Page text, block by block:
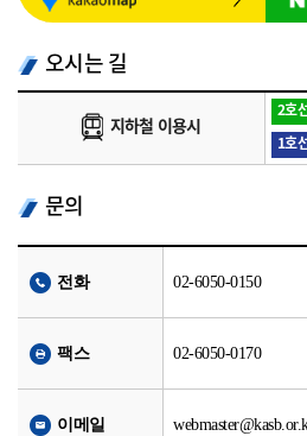
오시는 길
지하철 이용시
2호
1호
문의
전화 02-6050-0150
팩스 02-6050-0170
이메일